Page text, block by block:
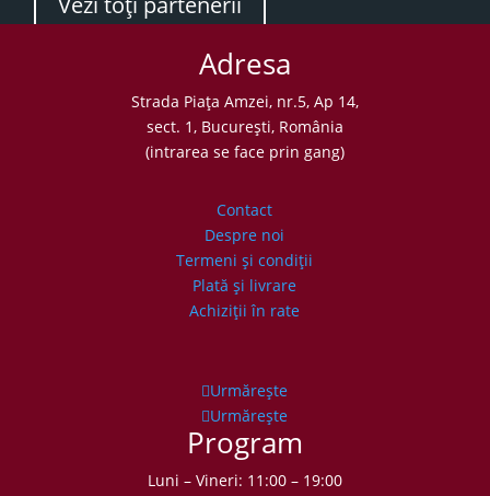
Adresa
Strada Piaţa Amzei, nr.5, Ap 14,
sect. 1, Bucureşti, România
(intrarea se face prin gang)
Contact
Despre noi
Termeni şi condiţii
Plată şi livrare
Achiziţii în rate
Urmărește
Urmărește
Program
Luni – Vineri: 11:00 – 19:00